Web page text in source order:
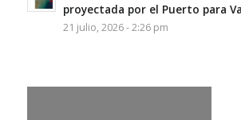
proyectada por el Puerto para
21 julio, 2026 - 2:26 pm